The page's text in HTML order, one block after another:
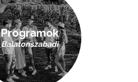
Programok
Balatonszabadi